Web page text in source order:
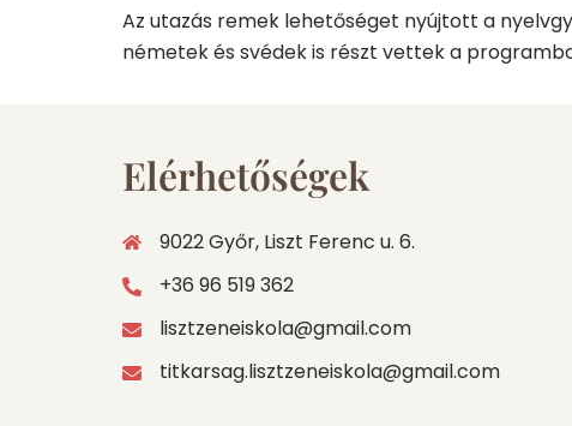
Az utazás remek lehetőséget nyújtott a
németek és svédek is részt vettek a
Elérhetőségek
9022 Győr, Liszt Ferenc u. 6.
+36 96 519 362
lisztzeneiskola@gmail.com
titkarsag.lisztzeneiskola@gmail.com